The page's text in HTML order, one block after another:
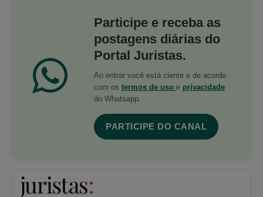
Participe e receba as
postagens diárias do
Portal Juristas.
Ao entrar você está ciente e de acordo
com os termos de uso e privacidade
do Whatsapp.
PARTICIPE DO CANAL